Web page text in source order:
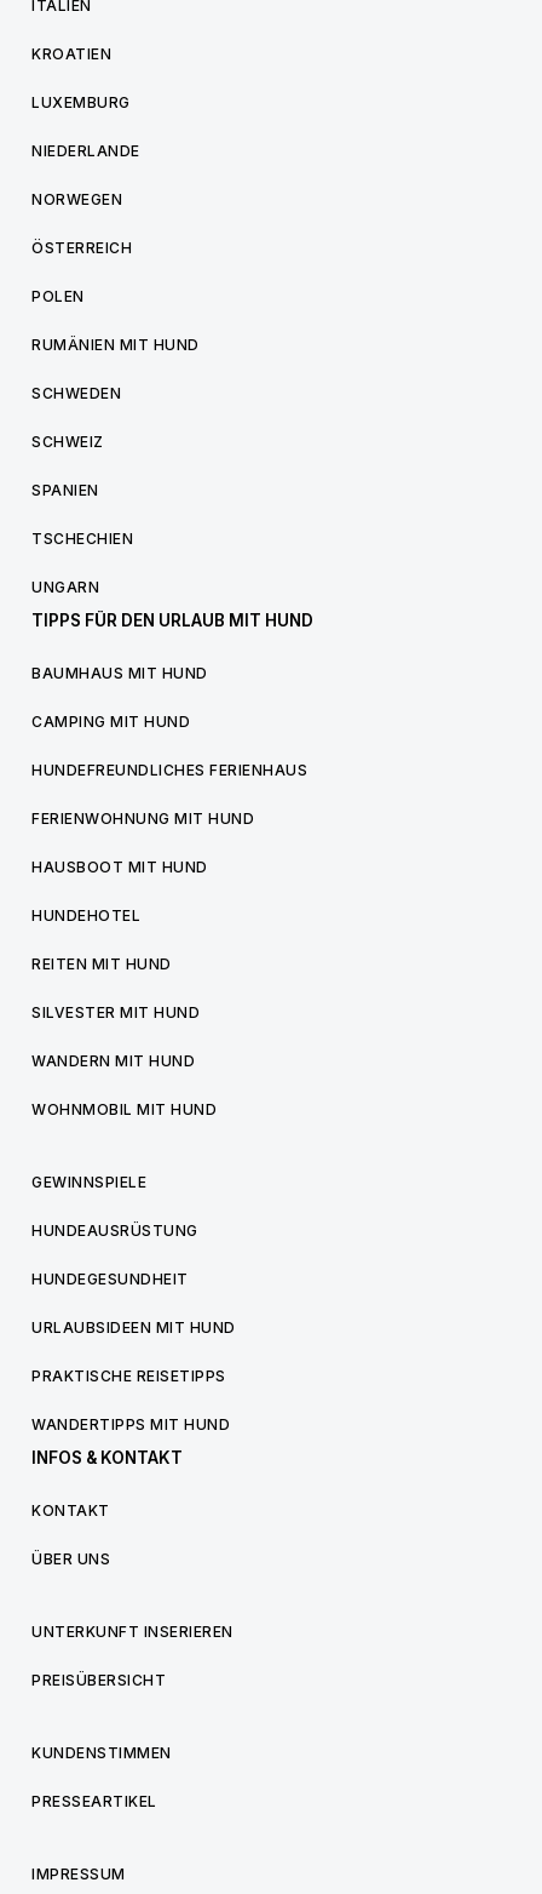
ITALIEN
KROATIEN
LUXEMBURG
NIEDERLANDE
NORWEGEN
ÖSTERREICH
POLEN
RUMÄNIEN MIT HUND
SCHWEDEN
SCHWEIZ
SPANIEN
TSCHECHIEN
UNGARN
TIPPS FÜR DEN URLAUB MIT HUND
BAUMHAUS MIT HUND
CAMPING MIT HUND
HUNDEFREUNDLICHES FERIENHAUS
FERIENWOHNUNG MIT HUND
HAUSBOOT MIT HUND
HUNDEHOTEL
REITEN MIT HUND
SILVESTER MIT HUND
WANDERN MIT HUND
WOHNMOBIL MIT HUND
GEWINNSPIELE
HUNDEAUSRÜSTUNG
HUNDEGESUNDHEIT
URLAUBSIDEEN MIT HUND
PRAKTISCHE REISETIPPS
WANDERTIPPS MIT HUND
INFOS & KONTAKT
KONTAKT
ÜBER UNS
UNTERKUNFT INSERIEREN
PREISÜBERSICHT
KUNDENSTIMMEN
PRESSEARTIKEL
IMPRESSUM